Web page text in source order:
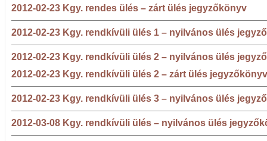
2012-02-23 Kgy. rendes ülés – zárt ülés jegyzőkönyv
2012-02-23 Kgy. rendkívüli ülés 1 – nyilvános ülés
2012-02-23 Kgy. rendkívüli ülés 2 – nyilvános ülés
2012-02-23 Kgy. rendkívüli ülés 2 – zárt ülés jegyzőkönyv
2012-02-23 Kgy. rendkívüli ülés 3 – nyilvános ülés
2012-03-08 Kgy. rendkívüli ülés – nyilvános ülés